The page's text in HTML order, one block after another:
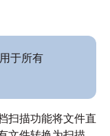
于所有
扫描功能将文件直